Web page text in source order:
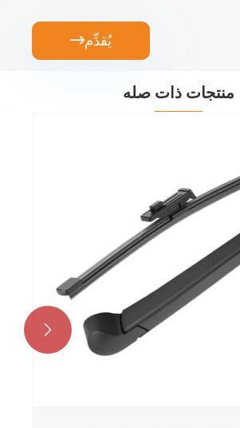
يُقدِّم
منتجات ذات صله
